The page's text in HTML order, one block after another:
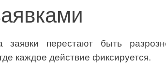
заявки перестают быть
каждое действие фиксируется.